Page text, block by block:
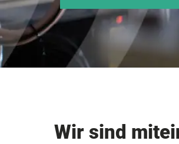
Wir sind